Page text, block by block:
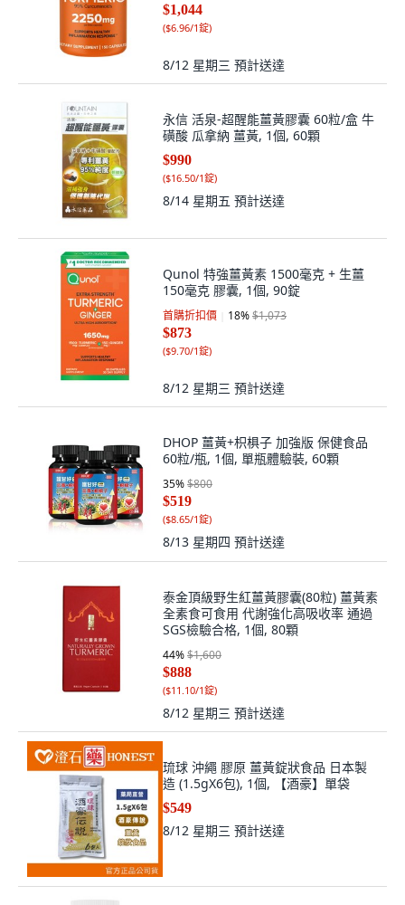
$1,044
($6.96/1錠)
8/12 星期三 預計送達
永信 活泉-超醒能薑黃膠囊 60粒/盒 牛
磺酸 瓜拿納 薑黃, 1個, 60顆
$990
($16.50/1錠)
8/14 星期五 預計送達
Qunol 特強薑黃素 1500毫克 + 生薑
150毫克 膠囊, 1個, 90錠
首購折扣價 18%$1,073
$873
($9.70/1錠)
8/12 星期三 預計送達
DHOP 薑黃+枳椇子 加強版 保健食品
60粒/瓶, 1個, 單瓶體驗裝, 60顆
35%$800
$519
($8.65/1錠)
8/13 星期四 預計送達
泰金頂級野生紅薑黃膠囊(80粒) 薑黃素
全素食可食用 代謝強化高吸收率 通過
SGS檢驗合格, 1個, 80顆
44%$1,600
$888
($11.10/1錠)
8/12 星期三 預計送達
琉球 沖繩 膠原 薑黃錠狀食品 日本製
造 (1.5gX6包), 1個, 【酒豪】單袋
$549
8/12 星期三 預計送達